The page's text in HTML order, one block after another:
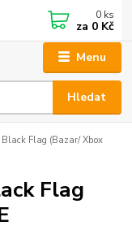
Menu
Hledat
0 ks
za 0 Kč
Flag (Bazar/ Xbox
Flag